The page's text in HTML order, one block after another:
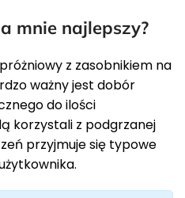
mnie najlepszy?
z zasobnikiem na
ważny jest dobór
do ilości
korzystali z podgrzanej
przyjmuje się typowe